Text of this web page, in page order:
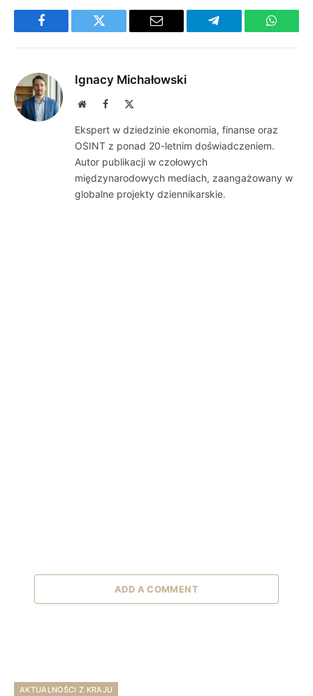
Facebook Twitter Email Telegram
Ignacy Michałowski
WebsiteFacebook
Ekspert w dziedzinie ekonomia, finanse oraz
OSINT z ponad 20-letnim doświadczeniem.
Autor publikacji w czołowych
międzynarodowych mediach, zaangażowany w
globalne projekty dziennikarskie.
ADD A COMMENT
AKTUALNOŚCI Z KRAJU